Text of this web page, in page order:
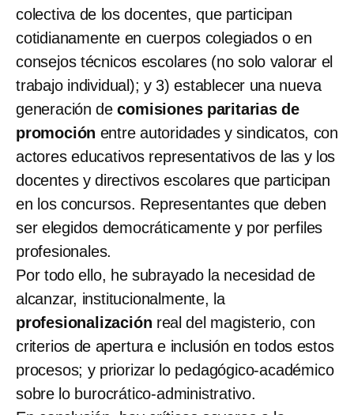
colectiva de los docentes, que participan
cotidianamente en cuerpos colegiados o en
consejos técnicos escolares (no solo valorar el
trabajo individual); y 3) establecer una nueva
generación decomisiones paritarias de
promoción entre autoridades y sindicatos, con
actores educativos representativos de las y los
docentes y directivos escolares que participan
en los concursos. Representantes que deben
ser elegidos democráticamente y por perfiles
profesionales.
Por todo ello, he subrayado la necesidad de
alcanzar, institucionalmente, la
profesionalización real del magisterio, con
criterios de apertura e inclusión en todos estos
procesos; y priorizar lo pedagógico-académico
sobre lo burocrático-administrativo.